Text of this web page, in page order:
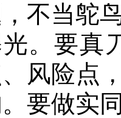
不当鸵
。要真
风险点
要做实